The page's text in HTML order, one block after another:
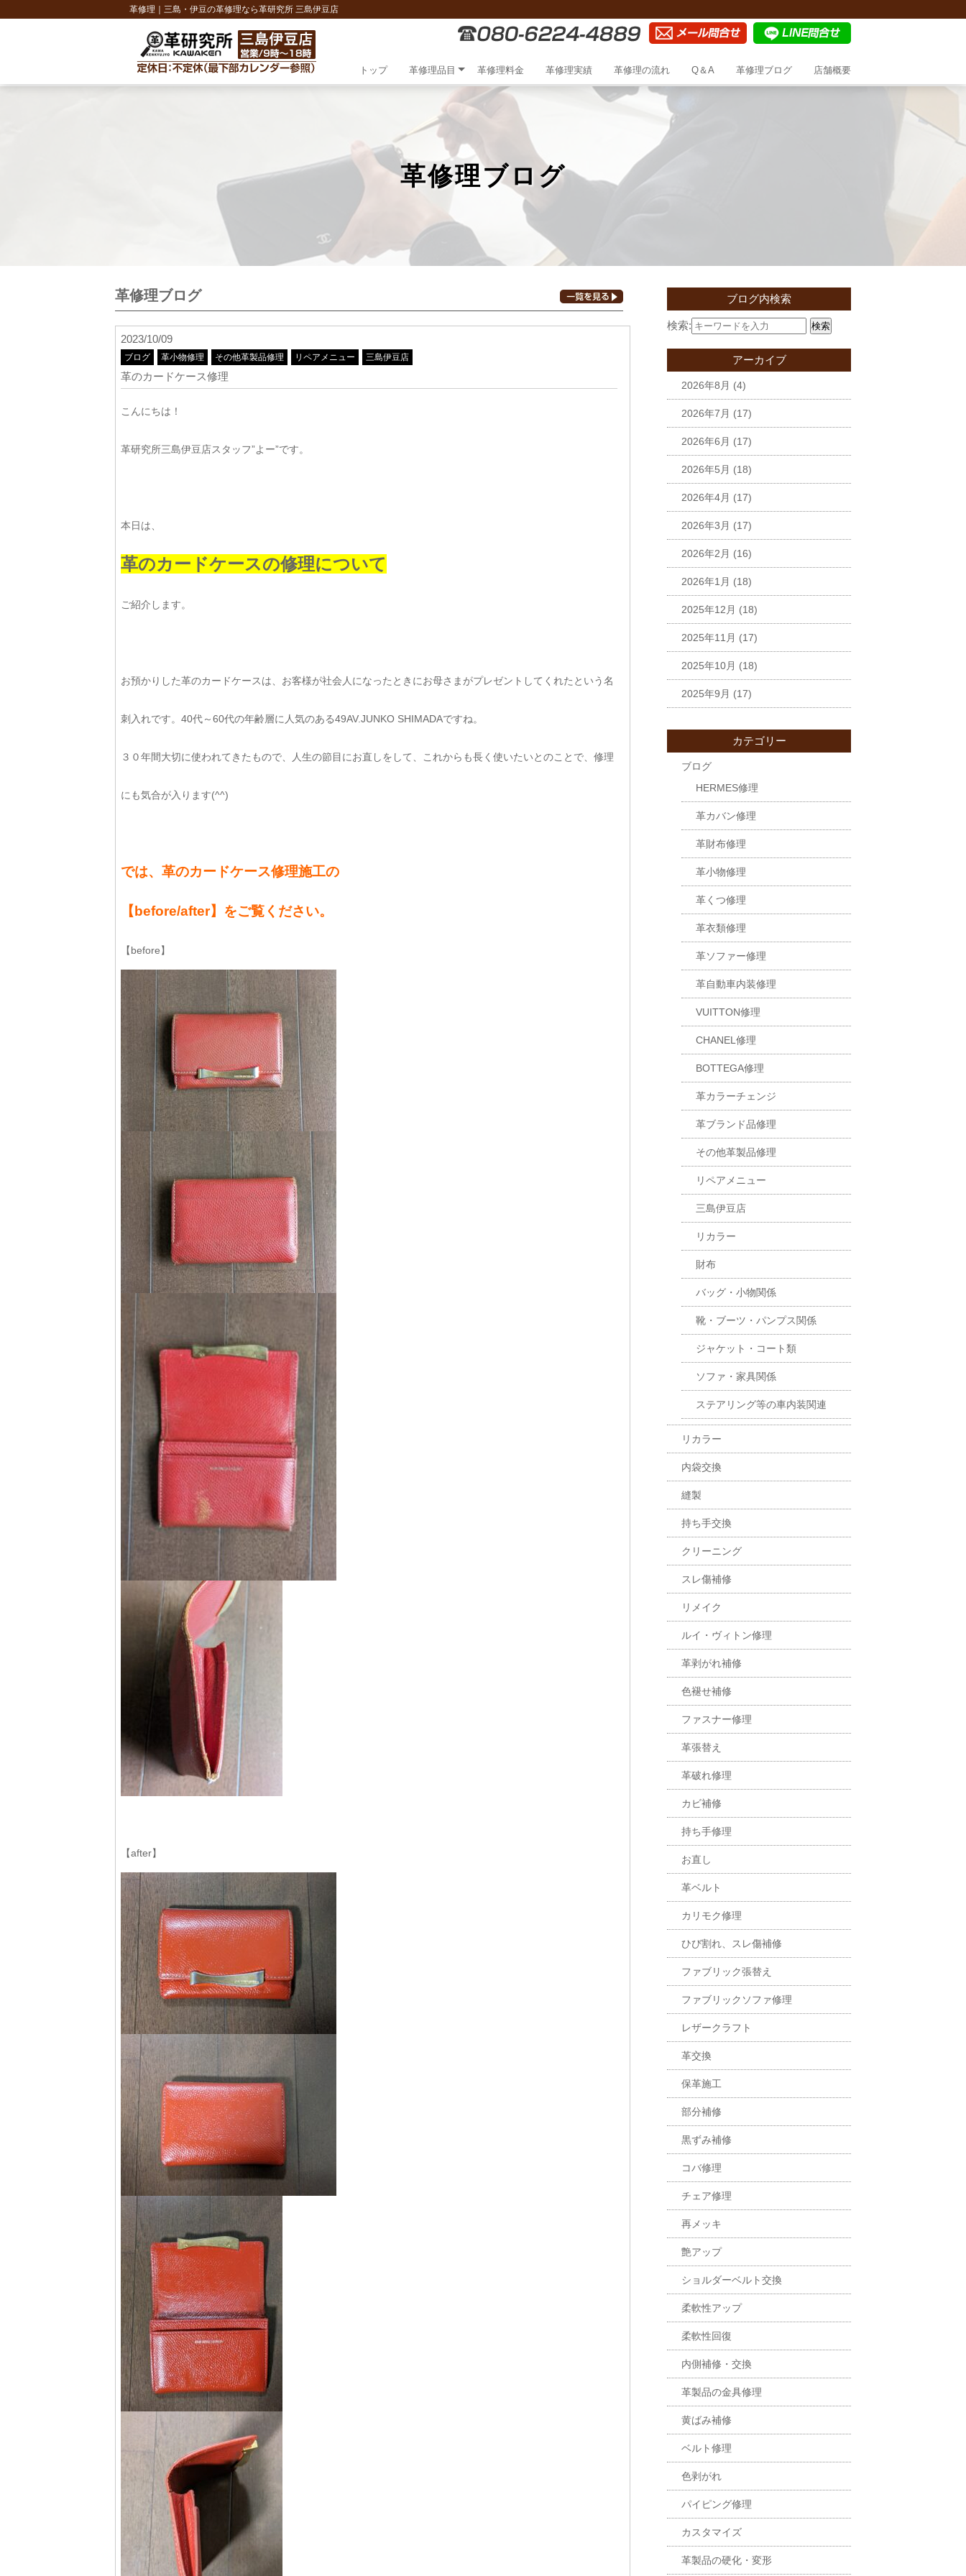
革修理｜三島・伊豆の革修理なら革研究所 三島伊豆店
トップ 革修理品目 革修理料金 革修理実績 革修理の流れ Q＆A 革修理ブログ 店舗概要
革修理ブログ
革修理ブログ
2023/10/09
ブログ 革小物修理 その他革製品修理 リペアメニュー 三島伊豆店
革のカードケース修理
こんにちは！
革研究所三島伊豆店スタッフ”よー”です。
本日は、
革のカードケースの修理について
ご紹介します。
お預かりした革のカードケースは、お客様が社会人になったときにお母さまがプレゼントしてくれたという名
刺入れです。40代～60代の年齢層に人気のある49AV.JUNKO SHIMADAですね。
３０年間大切に使われてきたもので、人生の節目にお直しをして、これからも長く使いたいとのことで、修理
にも気合が入ります(^^)ゞ
では、革のカードケース修理施工の
【before/after】をご覧ください。
【before】
【after】
ブログ内検索
検索: 検索
アーカイブ
2026年8月 (4)
2026年7月 (17)
2026年6月 (17)
2026年5月 (18)
2026年4月 (17)
2026年3月 (17)
2026年2月 (16)
2026年1月 (18)
2025年12月 (18)
2025年11月 (17)
2025年10月 (18)
2025年9月 (17)
カテゴリー
ブログ
HERMES修理
革カバン修理
革財布修理
革小物修理
革くつ修理
革衣類修理
革ソファー修理
革自動車内装修理
VUITTON修理
CHANEL修理
BOTTEGA修理
革カラーチェンジ
革ブランド品修理
その他革製品修理
リペアメニュー
三島伊豆店
リカラー
財布
バッグ・小物関係
靴・ブーツ・パンプス関係
ジャケット・コート類
ソファ・家具関係
ステアリング等の車内装関連
リカラー
内袋交換
縫製
持ち手交換
クリーニング
スレ傷補修
リメイク
ルイ・ヴィトン修理
革剥がれ補修
色褪せ補修
ファスナー修理
革張替え
革破れ修理
カビ補修
持ち手修理
お直し
革ベルト
カリモク修理
ひび割れ、スレ傷補修
ファブリック張替え
ファブリックソファ修理
レザークラフト
革交換
保革施工
部分補修
黒ずみ補修
コバ修理
チェア修理
再メッキ
艶アップ
ショルダーベルト交換
柔軟性アップ
柔軟性回復
内側補修・交換
革製品の金具修理
黄ばみ補修
ベルト修理
色剥がれ
パイピング修理
カスタマイズ
革製品の硬化・変形